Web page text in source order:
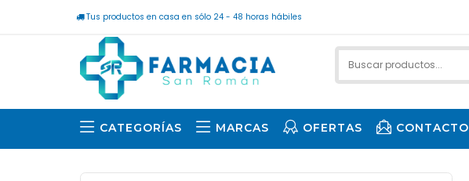
Tus productos en casa en sólo 24 - 48 horas hábiles
CATEGORÍAS MARCAS OFERTAS CONTACTO